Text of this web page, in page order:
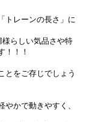
トレーンの長さ」に
様らしい気品さや特
！！！
とをご存じでしょう
かで動きやすく、